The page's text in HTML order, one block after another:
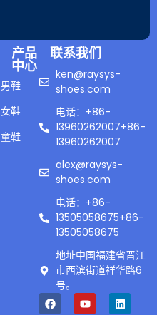
产品
中心
男鞋
女鞋
童鞋
联系我们
ken@raysys-
shoes.com
电话：+86-
13960262007+86-
13960262007
alex@raysys-
shoes.com
电话：+86-
13505058675+86-
13505058675
地址中国福建省晋江
市西滨街道祥华路6
号。